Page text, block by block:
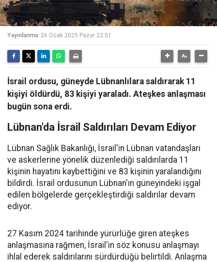
Yayınlanma: 26 Ocak 2025 Pazar 22:51
İsrail ordusu, güneyde Lübnanlılara saldırarak 11
kişiyi öldürdü, 83 kişiyi yaraladı. Ateşkes anlaşması
bugün sona erdi.
Lübnan'da İsrail Saldırıları Devam Ediyor
Lübnan Sağlık Bakanlığı, İsrail'in Lübnan vatandaşları
ve askerlerine yönelik düzenlediği saldırılarda 11
kişinin hayatını kaybettiğini ve 83 kişinin yaralandığını
bildirdi. İsrail ordusunun Lübnan'ın güneyindeki işgal
edilen bölgelerde gerçekleştirdiği saldırılar devam
ediyor.
27 Kasım 2024 tarihinde yürürlüğe giren ateşkes
anlaşmasına rağmen, İsrail'in söz konusu anlaşmayı
ihlal ederek saldırılarını sürdürdüğü belirtildi. Anlaşma